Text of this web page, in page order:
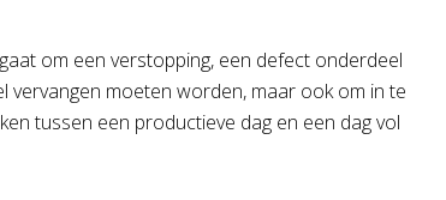
om een verstopping, een defect onderdeel
vervangen moeten worden, maar ook om in te
tussen een productieve dag en een dag vol